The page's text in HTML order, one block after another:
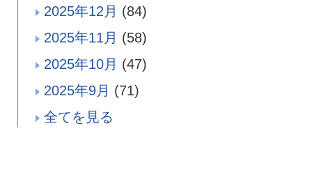
2025年12月 (84)
2025年11月 (58)
2025年10月 (47)
2025年9月 (71)
全てを見る